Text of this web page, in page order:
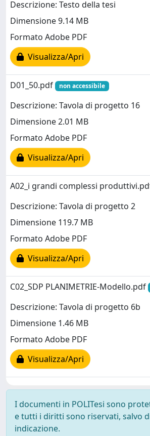
Descrizione: Testo della tesi
Dimensione 9.14 MB
Formato Adobe PDF
Visualizza/Apri
D01_50.pdf non accessibile
Descrizione: Tavola di progetto 16
Dimensione 2.01 MB
Formato Adobe PDF
Visualizza/Apri
A02_i grandi complessi
Descrizione: Tavola di progetto 2
Dimensione 119.7 MB
Formato Adobe PDF
Visualizza/Apri
C02_SDP PLANIMETRIE-Modello.pdf
Descrizione: Tavola di progetto 6b
Dimensione 1.46 MB
Formato Adobe PDF
Visualizza/Apri
I documenti in POLITesi sono
e tutti i diritti sono riservati, salvo
indicazione.